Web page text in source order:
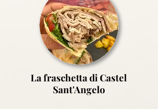
La fraschetta di Castel
Sant'Angelo